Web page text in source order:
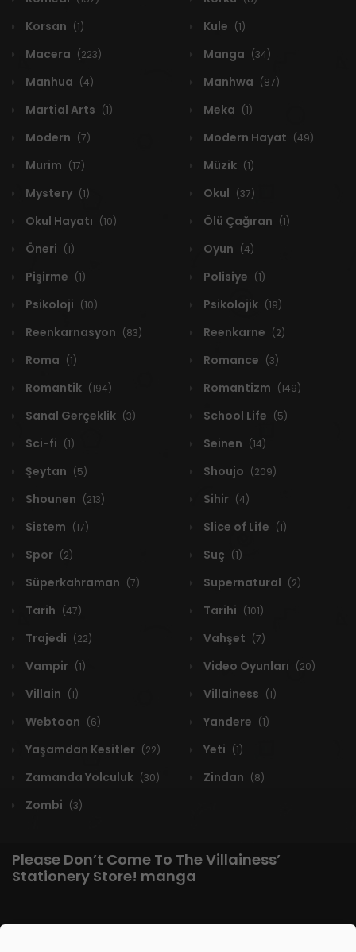
Korsan (1) Kule (1)
Macera (223) Manga (34)
Manhua (4) Manhwa (87)
Martial Arts (1) Meka (1)
Modern (7) Modern Hayat (49)
Murim (17) Müzik (1)
Mystery (1) Okul (37)
Okul Hayatı (10) Ölü Çağıran (1)
Öneri (1) Oyun (4)
Pişirme (1) Polisiye (1)
Psikoloji (10) Psikolojik (19)
Reenkarnasyon (83) Reenkarne (2)
Roma (1) Romance (3)
Romantik (194) Romantizm (149)
Sanal Gerçeklik (3) School Life (5)
Sci-fi (1) Seinen (14)
Şeytan (5) Shoujo (209)
Shounen (213) Sihir (4)
Sistem (17) Slice of Life (1)
Spor (2) Suç (1)
Süperkahraman (7) Supernatural (2)
Tarih (47) Tarihi (101)
Trajedi (22) Vahşet (7)
Vampir (1) Video Oyunları (20)
Villain (1) Villainess (1)
Webtoon (6) Yandere (1)
Yaşamdan Kesitler (22) Yeti (1)
Zamanda Yolculuk (30) Zindan (8)
Zombi (3)
Please Don’t Come To The Villainess’
Stationery Store! manga